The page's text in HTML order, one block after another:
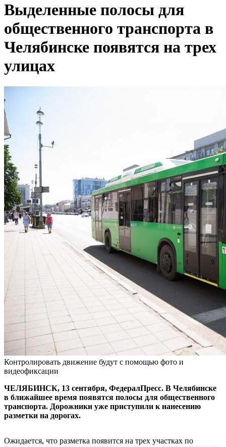
Выделенные полосы для
общественного транспорта в
Челябинске появятся на трех
улицах
Контролировать движение будут с помощью фото и
видеофиксации
ЧЕЛЯБИНСК, 13 сентября, ФедералПресс. В Челябинске
в ближайшее время появятся полосы для общественного
транспорта. Дорожники уже приступили к нанесению
разметки на дорогах.
Ожидается, что разметка появится на трех участках по